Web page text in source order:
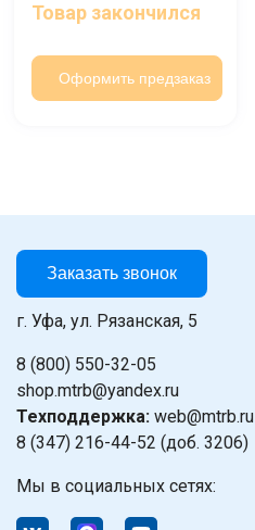
Товар закончился
Оформить предзаказ
Заказать звонок
г. Уфа, ул. Рязанская, 5
8 (800) 550-32-05
shop.mtrb@yandex.ru
Техподдержка: web@mtrb.ru
8 (347) 216-44-52 (доб. 3206)
Мы в социальных сетях: